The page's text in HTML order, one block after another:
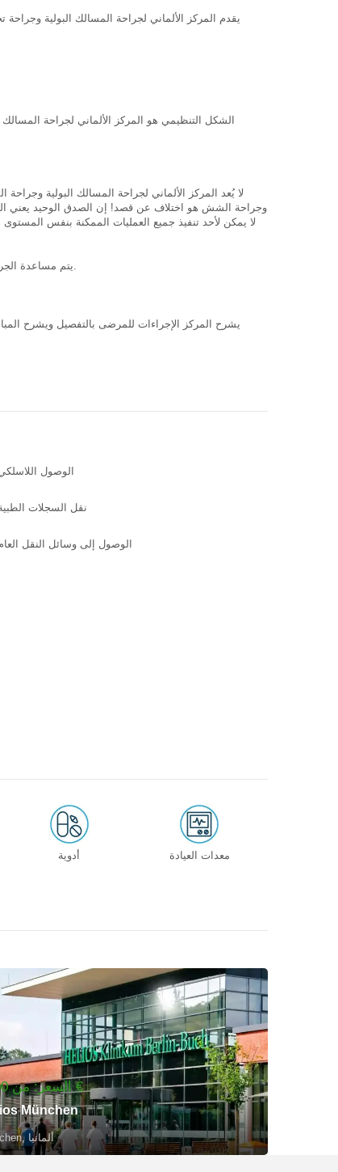
يقدم المركز الألماني لجراحة المسالك البولية
الشكل التنظيمي هو المركز الألماني لجراحة
لا يُعد المركز الألماني لجراحة المسالك البولية
وجراحة الشش هو اختلاف عن قصد! إن الصدق الوحيد يعني
لا يمكن لأحد تنفيذ جميع العمليات الممكنة بنفس
يشرح المركز الإجراءات للمرضى بالتفصيل ويشرح
الوصول
نقل السجلات
الوصول إلى وسائل النقل
أدوية معدات العيادة
السعر: من 1900 €
München
München, ألمانيا